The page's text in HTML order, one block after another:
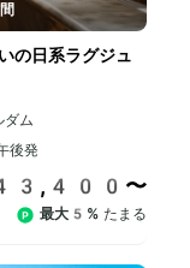
の日系ラグジュ
ム
後発
〜
最大5% たまる